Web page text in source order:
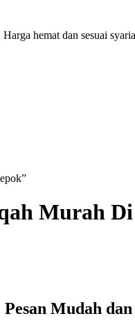
hemat dan sesuai
Murah
Pesan Mudah